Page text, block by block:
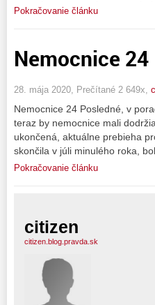
Pokračovanie článku
Nemocnice 24
28. mája 2020, Prečítané 2 649x,
Nemocnice 24 Posledné, v
teraz by nemocnice mali
ukončená, aktuálne prebieha
skončila v júli minulého roka,
Pokračovanie článku
citizen
citizen.blog.pravda.sk